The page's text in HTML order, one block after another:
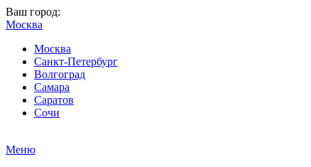
Ваш город:
Москва
Москва
Санкт-Петербург
Волгоград
Самара
Саратов
Сочи
Меню